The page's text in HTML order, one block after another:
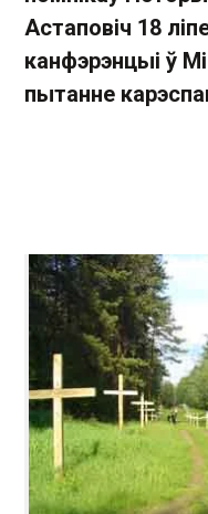
Астаповіч 18
канфэрэнцыі ў
пытанне